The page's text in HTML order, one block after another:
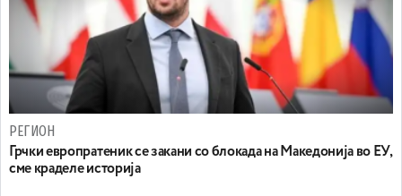
РЕГИОН
Грчки европратеник се закани со блокада на Македонија во ЕУ,
сме краделе историја